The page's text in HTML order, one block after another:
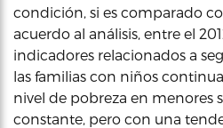
condición, si es comparado
acuerdo al análisis, entre el
indicadores relacionados a
las familias con niños
nivel de pobreza en menores
constante, pero con una